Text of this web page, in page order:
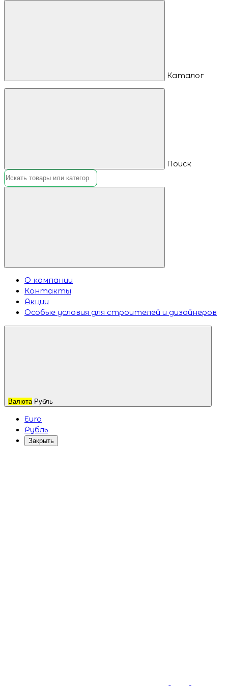
Каталог
Поиск
О компании
Контакты
Акции
Особые условия для строителей и дизайнеров
Валюта Рубль
Euro
Рубль
Закрыть